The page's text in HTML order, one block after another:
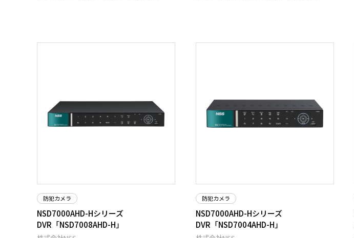
防犯カメラ
NSD7000AHD-Hシリーズ
DVR「NSD7008AHD-H」
防犯カメラ
NSD7000AHD-Hシリーズ
DVR「NSD7004AHD-H」